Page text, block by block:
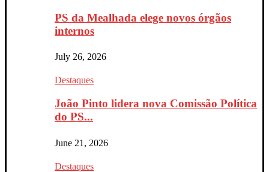
PS da Mealhada elege novos órgãos
internos
July 26, 2026
Destaques
João Pinto lidera nova Comissão Política
do PS...
June 21, 2026
Destaques